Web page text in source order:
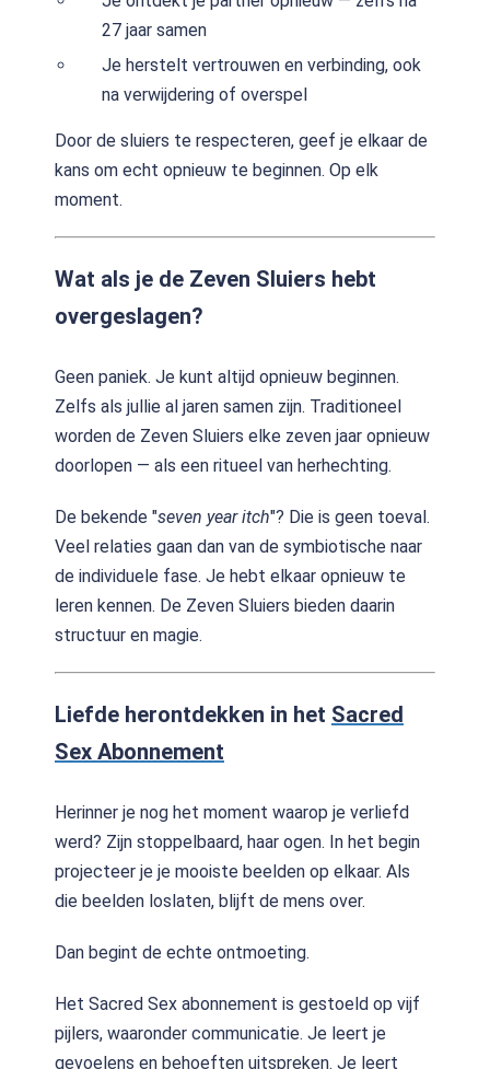
27 jaar samen
Je herstelt vertrouwen en verbinding, ook
na verwijdering of overspel
Door de sluiers te respecteren, geef je elkaar de
kans om echt opnieuw te beginnen. Op elk
moment.
Wat als je de Zeven Sluiers hebt
overgeslagen?
Geen paniek. Je kunt altijd opnieuw beginnen.
Zelfs als jullie al jaren samen zijn. Traditioneel
worden de Zeven Sluiers elke zeven jaar opnieuw
doorlopen — als een ritueel van herhechting.
De bekende "seven year itch"? Die is geen toeval.
Veel relaties gaan dan van de symbiotische naar
de individuele fase. Je hebt elkaar opnieuw te
leren kennen. De Zeven Sluiers bieden daarin
structuur en magie.
Liefde herontdekken in het Sacred
Sex Abonnement
Herinner je nog het moment waarop je verliefd
werd? Zijn stoppelbaard, haar ogen. In het begin
projecteer je je mooiste beelden op elkaar. Als
die beelden loslaten, blijft de mens over.
Dan begint de echte ontmoeting.
Het Sacred Sex abonnement is gestoeld op vijf
pijlers, waaronder communicatie. Je leert je
gevoelens en behoeften uitspreken. Je leert